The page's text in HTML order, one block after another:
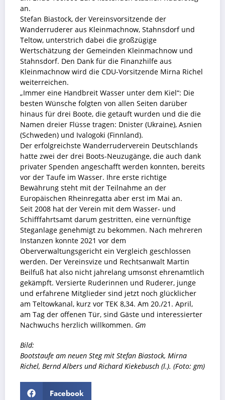
an.
Stefan Biastock, der Vereinsvorsitzende der
Wanderruderer aus Kleinmachnow, Stahnsdorf und
Teltow, unterstrich dabei die großzügige
Wertschätzung der Gemeinden Kleinmachnow und
Stahnsdorf. Den Dank für die Finanzhilfe aus
Kleinmachnow wird die CDU-Vorsitzende Mirna Richel
weiterreichen.
„Immer eine Handbreit Wasser unter dem Kiel“: Die
besten Wünsche folgten von allen Seiten darüber
hinaus für drei Boote, die getauft wurden und die die
Namen dreier Flüsse tragen: Dnister (Ukraine), Asnien
(Schweden) und Ivalogoki (Finnland).
Der erfolgreichste Wanderruderverein Deutschlands
hatte zwei der drei Boots-Neuzugänge, die auch dank
privater Spenden angeschafft werden konnten, bereits
vor der Taufe im Wasser. Ihre erste richtige
Bewährung steht mit der Teilnahme an der
Europäischen Rheinregatta aber erst im Mai an.
Seit 2008 hat der Verein mit dem Wasser- und
Schifffahrtsamt darum gestritten, eine vernünftige
Steganlage genehmigt zu bekommen. Nach mehreren
Instanzen konnte 2021 vor dem
Oberverwaltungsgericht ein Vergleich geschlossen
werden. Der Vereinsvize und Rechtsanwalt Martin
Beilfuß hat also nicht jahrelang umsonst ehrenamtlich
gekämpft. Versierte Ruderinnen und Ruderer, junge
und erfahrene Mitglieder sind jetzt noch glücklicher
am Teltowkanal, kurz vor TEK 8,34. Am 20./21. April,
am Tag der offenen Tür, sind Gäste und interessierter
Nachwuchs herzlich willkommen. Gm
Bild:
Bootstaufe am neuen Steg mit Stefan Biastock, Mirna
Richel, Bernd Albers und Richard Kiekebusch (l.). (Foto: gm)
Facebook